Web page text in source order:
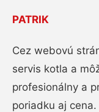
PATRIK
Cez webovú
servis kotla a
profesionálny a
poriadku aj